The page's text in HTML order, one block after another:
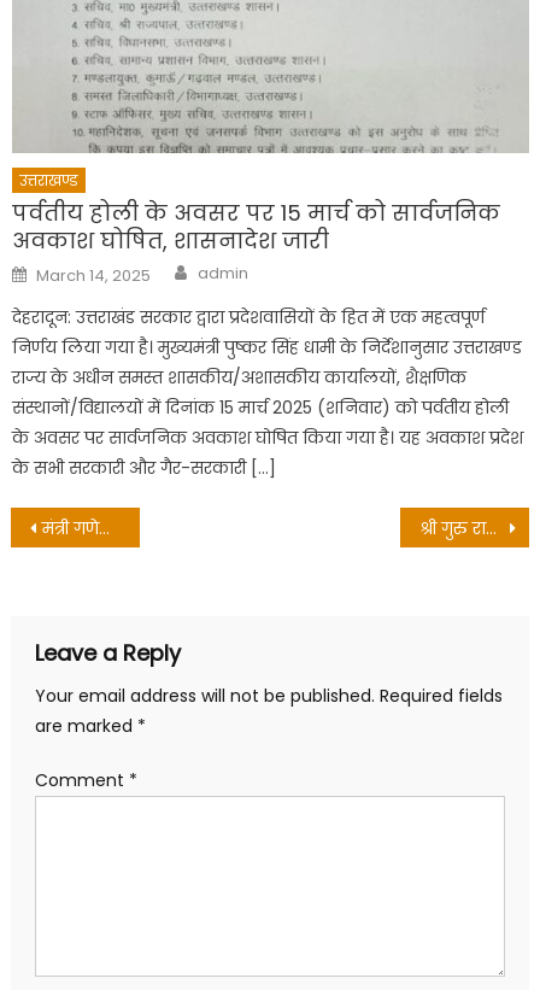
उत्तराखण्ड
पर्वतीय होली के अवसर पर 15 मार्च को सार्वजनिक
अवकाश घोषित, शासनादेश जारी
Posted
on
March 14, 2025 Author
admin
देहरादून: उत्तराखंड सरकार द्वारा प्रदेशवासियों के हित में एक महत्वपूर्ण
निर्णय लिया गया है। मुख्यमंत्री पुष्कर सिंह धामी के निर्देशानुसार उत्तराखण्ड
राज्य के अधीन समस्त शासकीय/अशासकीय कार्यालयों, शैक्षणिक
संस्थानों/विद्यालयों में दिनांक 15 मार्च 2025 (शनिवार) को पर्वतीय होली
के अवसर पर सार्वजनिक अवकाश घोषित किया गया है। यह अवकाश प्रदेश
के सभी सरकारी और गैर-सरकारी […]
Post
मंत्री गणेश जोशी ने की कृषि विभाग की समीक्षा, बोले – स्वैच्छिक चकबंदी के लिए दो गाँवों से करें शुरुआत श्री गुरु राम राय विश्वविद्यालय में विश्व पर्यावरण दिवस पर पौधरोपण व जागरूकता रैली का आयोजन, पर्यावरण की थीम पर क्विज प्रतियोगिता का भी आयोजन
Leave a Reply
Your email address will not be published. Required fields
are marked *
Comment *